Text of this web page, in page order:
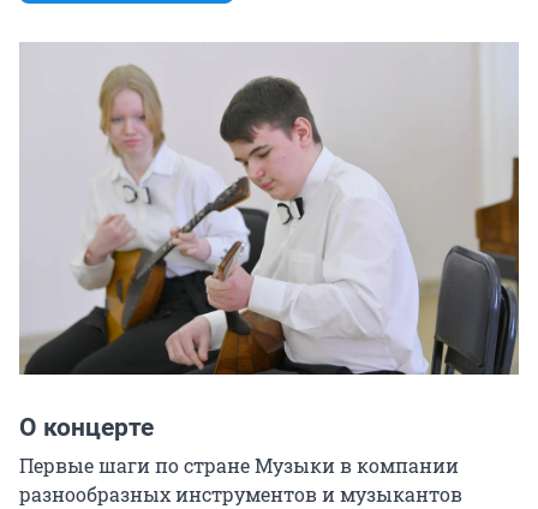
О концерте
Первые шаги по стране Музыки в компании
разнообразных инструментов и музыкантов